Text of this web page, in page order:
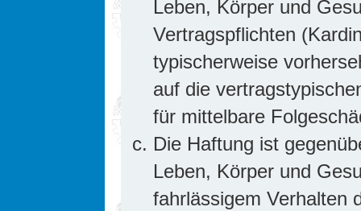
Leben, Körper und
Vertragspflichten
typischerweise
auf die
für mittelbare
Die Haftung ist
Leben, Körper und
fahrlässigem Verhalten